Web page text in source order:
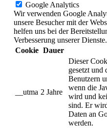
Google Analytics
Wir verwenden Google
unsere Besucher mit der
helfen uns bei der
Verbesserung unserer Dienste.
Cookie Dauer
__utma 2 Jahre
Dieser
gesetzt und
Benutzern
wenn die
wird und
sind. Er
Daten an
werden.